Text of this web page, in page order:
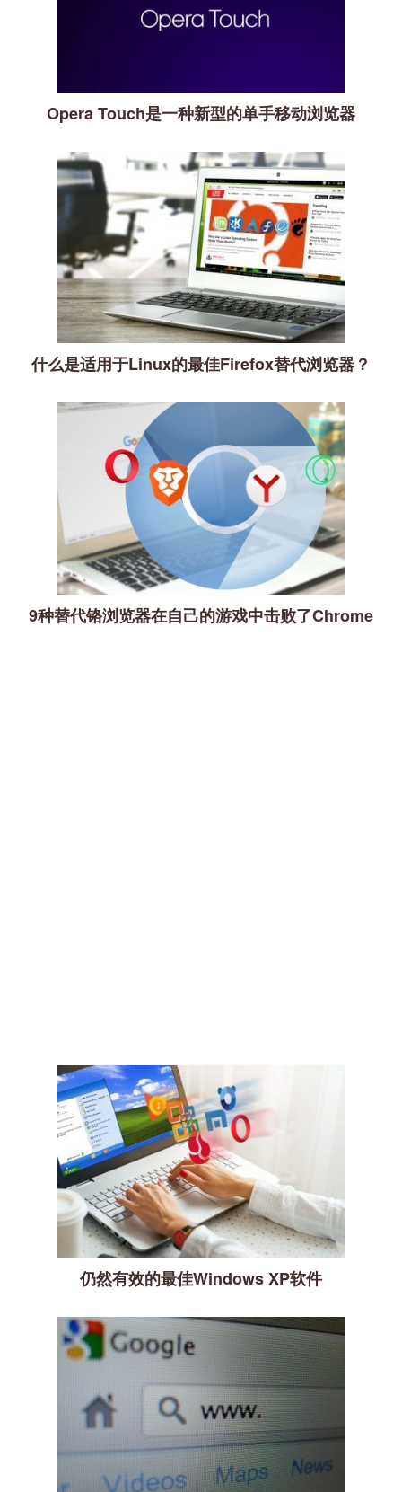
Opera Touch是一种新型的单手移动浏览器
什么是适用于Linux的最佳Firefox替代浏览器？
9种替代铬浏览器在自己的游戏中击败了Chrome
仍然有效的最佳Windows XP软件